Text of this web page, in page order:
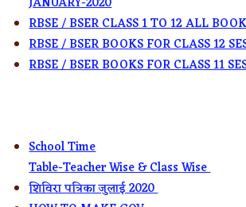
RBSE / BSER CLASS 1 TO 12 ALL
RBSE / BSER BOOKS FOR CLASS 12
RBSE / BSER BOOKS FOR CLASS 11
School Time
Table-Teacher Wise & Class Wise
शिविरा पत्रिका जुलाई 2020